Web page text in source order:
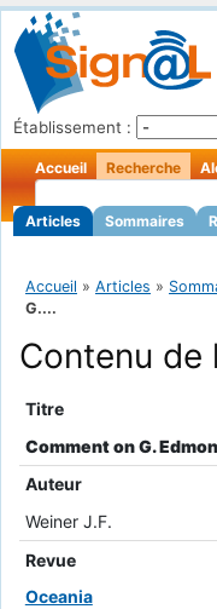
Établissement :
Accueil Recherche
Articles Sommaires
Accueil » Articles »
G....
Contenu de
Titre
Comment on G.
Auteur
Weiner J.F.
Revue
Oceania